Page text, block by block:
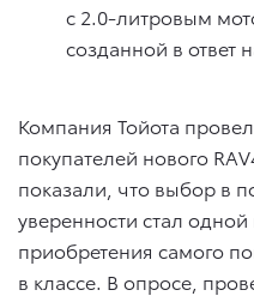
с 2.0-литровым
созданной в ответ
Компания Тойота
покупателей нового
показали, что выбор в
уверенности стал
приобретения самого
в классе. В опросе,